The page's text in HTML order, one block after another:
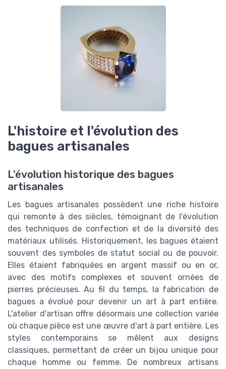
L'histoire et l'évolution des
bagues artisanales
L'évolution historique des bagues
artisanales
Les bagues artisanales possèdent une riche histoire
qui remonte à des siècles, témoignant de l'évolution
des techniques de confection et de la diversité des
matériaux utilisés. Historiquement, les bagues étaient
souvent des symboles de statut social ou de pouvoir.
Elles étaient fabriquées en argent massif ou en or,
avec des motifs complexes et souvent ornées de
pierres précieuses. Au fil du temps, la fabrication de
bagues a évolué pour devenir un art à part entière.
L'atelier d'artisan offre désormais une collection variée
où chaque pièce est une œuvre d'art à part entière. Les
styles contemporains se mêlent aux designs
classiques, permettant de créer un bijou unique pour
chaque homme ou femme. De nombreux artisans